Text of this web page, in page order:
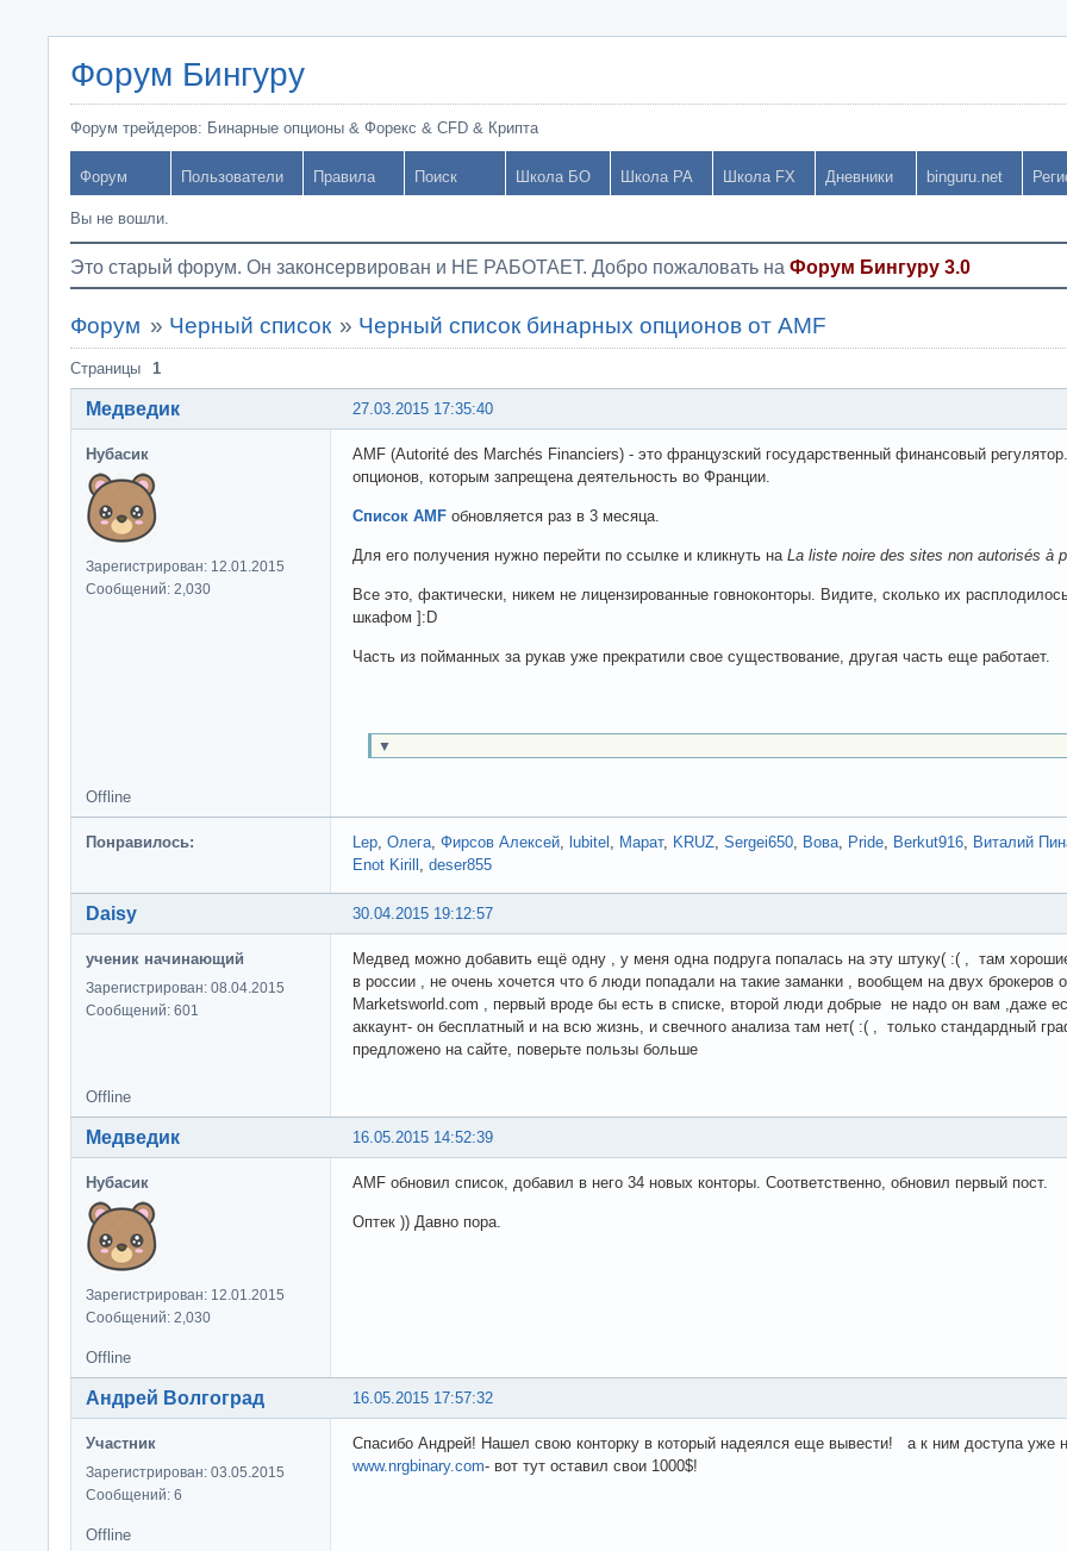
Форум Бингуру
Форум трейдеров: Бинарные опционы & Форекс & CFD & Крипта
Форум Пользователи Правила Поиск Школа БО Школа РА Школа FX Дневники binguru.net
Вы не вошли.
Это старый форум. Он законсервирован и НЕ РАБОТАЕТ. Добро пожаловать на Форум Бингуру 3.0
Форум » Черный список » Черный список бинарных опционов от AMF
Страницы 1
27.03.2015 17:35:40
Медведик
Нубасик
Зарегистрирован: 12.01.2015
Сообщений: 2,030
AMF (Autorité des Marchés Financiers) - это французский государственный финансовый
опционов, которым запрещена деятельность во Франции.
Список AMF обновляется раз в 3 месяца.
Для его получения нужно перейти по ссылке и кликнуть на La liste noire des sites non autorisés à
Все это, фактически, никем не лицензированные говноконторы. Видите, сколько их
шкафом ]:D
Часть из пойманных за рукав уже прекратили свое существование, другая часть еще работает.
▼
Offline
Понравилось: Lep, Олега, Фирсов Алексей, lubitel , Марат, KRUZ, Sergei650, Вова, Pride, Berkut916, Виталий
Enot Kirill , deser855
30.04.2015 19:12:57
Daisy
ученик начинающий
Зарегистрирован: 08.04.2015
Сообщений: 601
Медвед можно добавить ещё одну , у меня одна подруга попалась на эту штуку( :( , там
в россии , не очень хочется что б люди попадали на такие заманки , вообщем на двух брокеров
Marketsworld.com , первый вроде бы есть в списке, второй люди добрые не надо он вам ,даже
аккаунт- он бесплатный и на всю жизнь, и свечного анализа там нет( :( , только стандардный
предложено на сайте, поверьте пользы больше
Offline
16.05.2015 14:52:39
Медведик
Нубасик
Зарегистрирован: 12.01.2015
Сообщений: 2,030
AMF обновил список, добавил в него 34 новых конторы. Соответственно, обновил первый пост.
Оптек )) Давно пора.
Offline
16.05.2015 17:57:32
Андрей Волгоград
Участник
Зарегистрирован: 03.05.2015
Сообщений: 6
Спасибо Андрей! Нашел свою конторку в который надеялся еще вывести! а к ним доступа уже
www.nrgbinary.com- вот тут оставил свои 1000$!
Offline